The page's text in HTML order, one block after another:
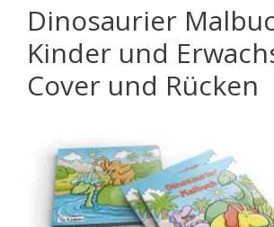
Dinosaurier
Kinder und
Cover und Rücken